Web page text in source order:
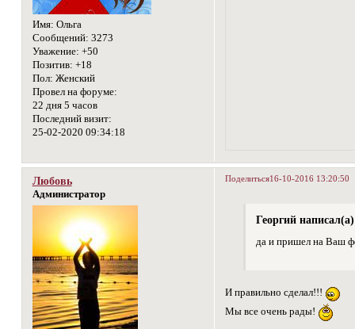
Имя: Ольга
Сообщений: 3273
Уважение: +50
Позитив: +18
Пол: Женский
Провел на форуме:
22 дня 5 часов
Последний визит:
25-02-2020 09:34:18
Поделиться16-10-2016 13:20:50
Любовь
Администратор
Георгий
да и пришел на Ваш
И правильно сделал!!!
Мы все очень рады!